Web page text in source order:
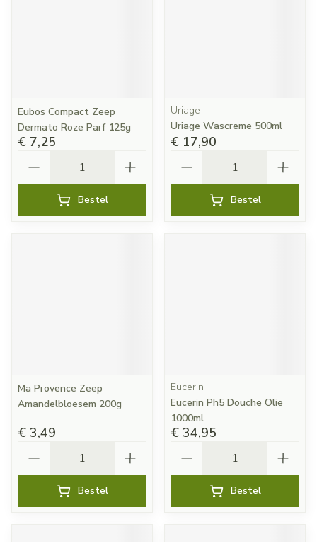
Eubos Compact Zeep
Dermato Roze Parf 125g
€ 7,25
Bestel
Uriage
Uriage Wascreme 500ml
€ 17,90
Bestel
Ma Provence Zeep
Amandelbloesem 200g
€ 3,49
Bestel
Eucerin
Eucerin Ph5 Douche Olie
1000ml
€ 34,95
Bestel